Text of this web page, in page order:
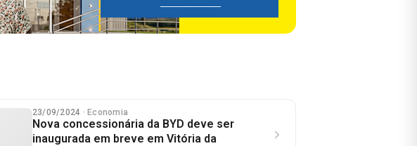
23/09/2024 · Economia
Nova concessionária da BYD deve ser
inaugurada em breve em Vitória da